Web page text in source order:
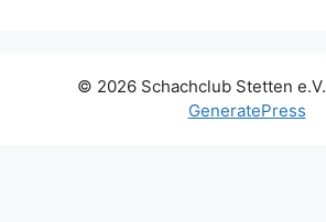
© 2026 Schachclub Stetten e.V.
GeneratePress